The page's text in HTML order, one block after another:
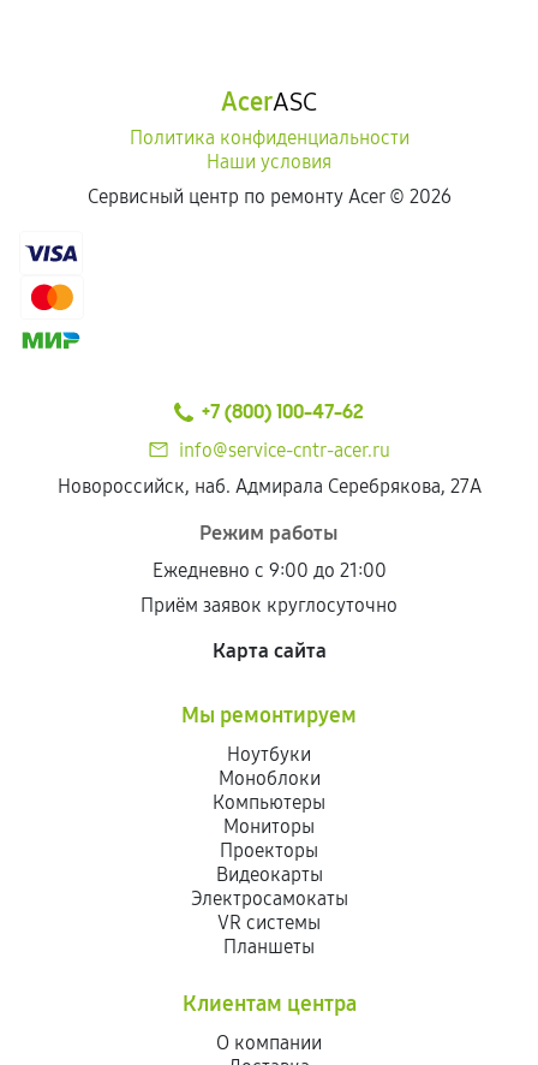
AcerASC
Политика конфиденциальности
Наши условия
Сервисный центр по ремонту Acer © 2026
+7 (800) 100-47-62
info@service-cntr-acer.ru
Новороссийск, наб. Адмирала Серебрякова, 27А
Режим работы
Ежедневно с 9:00 до 21:00
Приём заявок круглосуточно
Карта сайта
Мы ремонтируем
Ноутбуки
Моноблоки
Компьютеры
Мониторы
Проекторы
Видеокарты
Электросамокаты
VR системы
Планшеты
Клиентам центра
О компании